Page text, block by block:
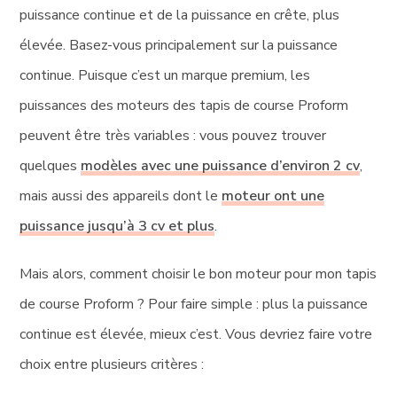
puissance continue et de la puissance en crête, plus
élevée. Basez-vous principalement sur la puissance
continue. Puisque c’est un marque premium, les
puissances des moteurs des tapis de course Proform
peuvent être très variables : vous pouvez trouver
quelques modèles avec une puissance d’environ 2 cv,
mais aussi des appareils dont le moteur ont une
puissance jusqu’à 3 cv et plus.
Mais alors, comment choisir le bon moteur pour mon tapis
de course Proform ? Pour faire simple : plus la puissance
continue est élevée, mieux c’est. Vous devriez faire votre
choix entre plusieurs critères :